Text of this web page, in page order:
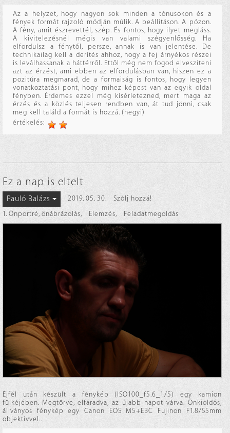
Az a helyzet, hogy nagyon sok minden a tónusokon és a
fények formát rajzoló módján múlik. A beállításon. A pózon.
A fény, amit észrevettél, szép. És fontos, hogy ilyet megláss.
A kivitelezésnél mégis van valami szégyenlősség. Ha
elfordulsz a fénytől, persze, annak is van jelentése. De
technikailag kell a derítés ahhoz, hogy a fej árnyékos részei
is leválhassanak a háttérről. Ettől még nem fogod elveszíteni
azt az érzést, ami ebben az elfordulásban van, hiszen ez a
pozitúra megmarad, de a formaiság is fontos, hogy legyen
vonatkoztatási pont, hogy mihez képest van az egyik oldal
fényben. Érdemes ezzel még kísérletezned, mert maga az
érzés és a közlés teljesen rendben van, át tud jönni, csak
meg kell találd a formát is hozzá. (hegyi)
értékelés:
Ez a nap is eltelt
Pauló Balázs 2019. 05. 30.
Szólj hozzá!
1. Önportré, önábrázolás, Elemzés, Feladatmegoldás
Éjfél után készült a fénykép (ISO100_f5.6_1/5) egy kamion
fülkéjében. Megtörve, elfáradva, az újabb napot várva. Önkioldós,
állványos fénykép egy Canon EOS M5+EBC Fujinon F1.8/55mm
objektívvel..